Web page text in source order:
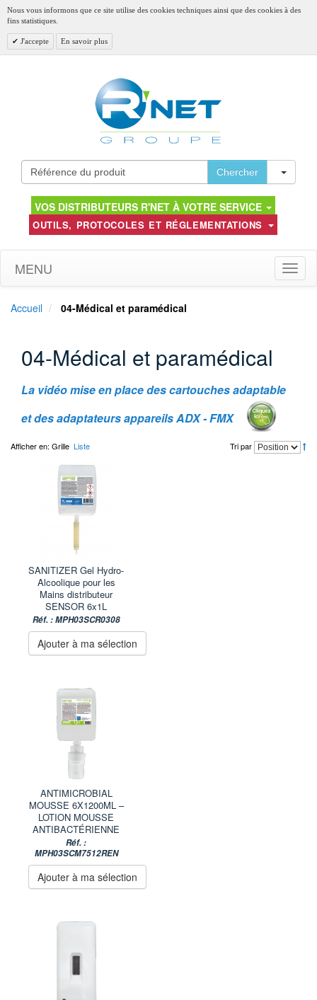
Nous vous informons que ce site utilise des cookies techniques ainsi que des cookies à des
fins statistiques.
J'accepte En savoir plus
Chercher
VOS DISTRIBUTEURS R'NET À VOTRE SERVICE
OUTILS, PROTOCOLES ET RÉGLEMENTATIONS
Toggle
MENU
Accueil 04-Médical et paramédical
04-Médical et paramédical
La vidéomise en place des cartouches adaptable
et des adaptateursappareilsADX - FMX
Afficher en: Grille Liste Tri par
SANITIZER Gel Hydro-
Alcoolique pour les
Mains distributeur
SENSOR 6x1L
Réf. : MPH03SCR0308
Ajouter à ma sélection
ANTIMICROBIAL
MOUSSE 6X1200ML –
LOTION MOUSSE
ANTIBACTÉRIENNE
Réf. :
MPH03SCM7512REN
Ajouter à ma sélection